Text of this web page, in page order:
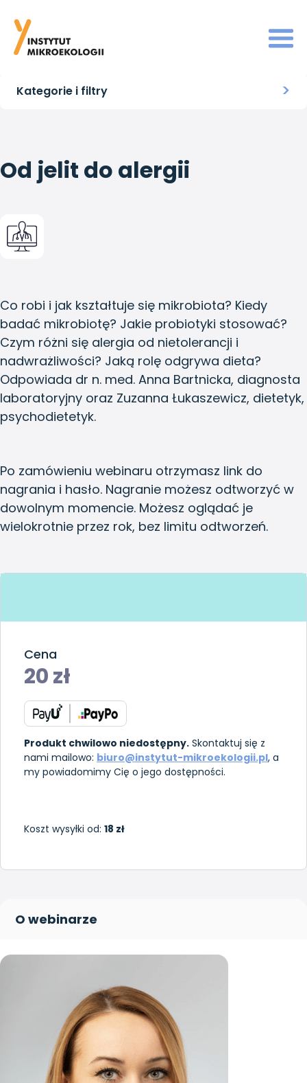
Strona główna>
Kategorie i filtry
Od jelit do alergii
Co robi i jak kształtuje się mikrobiota? Kiedy
badać mikrobiotę? Jakie probiotyki stosować?
Czym różni się alergia od nietolerancji i
nadwrażliwości? Jaką rolę odgrywa dieta?
Odpowiada dr n. med. Anna Bartnicka, diagnosta
laboratoryjny oraz Zuzanna Łukaszewicz, dietetyk,
psychodietetyk.
Po zamówieniu webinaru otrzymasz link do
nagrania i hasło. Nagranie możesz odtworzyć w
dowolnym momencie. Możesz oglądać je
wielokrotnie przez rok, bez limitu odtworzeń.
Cena
20zł
Produkt chwilowo niedostępny. Skontaktuj się z
nami mailowo: biuro@instytut-mikroekologii.pl, a
my powiadomimy Cię o jego dostępności.
Koszt wysyłki od: 18 zł
O webinarze